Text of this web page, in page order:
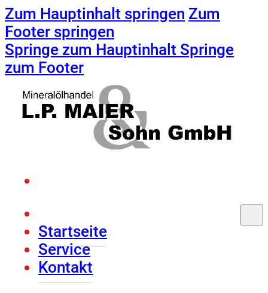
Zum Hauptinhalt springen Zum
Footer springen
Springe zum Hauptinhalt Springe
zum Footer
Startseite
Service
Kontakt